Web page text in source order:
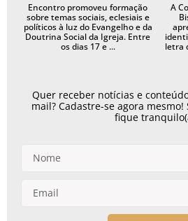
Encontro promoveu formação
sobre temas sociais, eclesiais e
políticos à luz do Evangelho e da
Doutrina Social da Igreja. Entre
os dias 17 e ...
A
letra
Quer receber notícias e
mail? Cadastre-se agora mesmo!
fique